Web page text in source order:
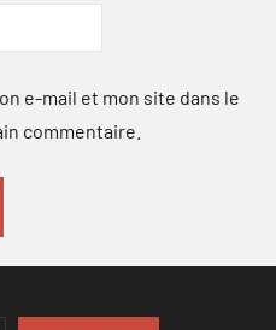
e-mail et mon site dans le
commentaire.